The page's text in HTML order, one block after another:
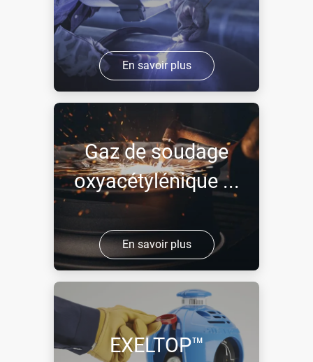
En savoir plus
Gaz de soudage
oxyacétylénique ...
En savoir plus
EXELTOP™